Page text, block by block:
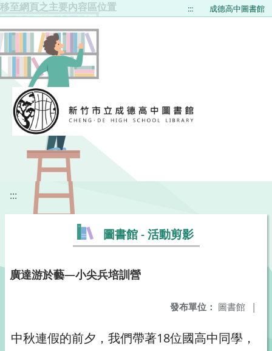
移至網頁之主要內容區位置 ::: 成德高中圖書館
:::
圖書館 - 活動剪影
廣達游於藝—小尖兵培訓營
發布單位： 圖書館 |
中秋連假的前夕，我們帶著18位國高中同學，